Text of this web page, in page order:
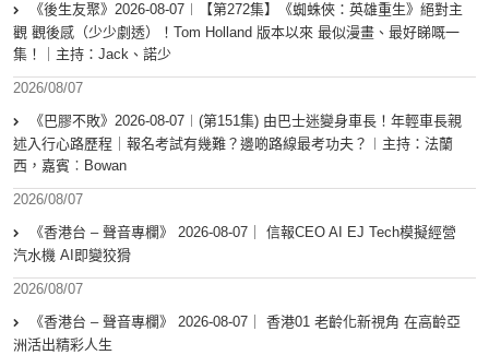
《後生友聚》2026-08-07︱【第272集】《蜘蛛俠：英雄重生》絕對主
觀 觀後感（少少劇透）！Tom Holland 版本以來 最似漫畫、最好睇嘅一
集！｜主持：Jack、諾少
2026/08/07
《巴膠不敗》2026-08-07︱(第151集) 由巴士迷變身車長！年輕車長親
述入行心路歷程｜報名考試有幾難？邊啲路線最考功夫？︱主持：法蘭
西，嘉賓︰Bowan
2026/08/07
《香港台 – 聲音專欄》 2026-08-07｜ 信報CEO AI EJ Tech模擬經營
汽水機 AI即變狡猾
2026/08/07
《香港台 – 聲音專欄》 2026-08-07｜ 香港01 老齡化新視角 在高齡亞
洲活出精彩人生